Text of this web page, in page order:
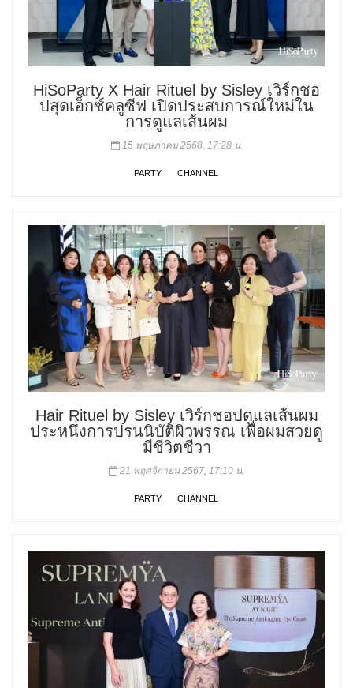
HiSoParty X Hair Rituel by Sisley เวิร์กชอ
ปสุดเอ็กซ์คลูซีฟ เปิดประสบการณ์ใหม่ใน
การดูแลเส้นผม
15 พฤษภาคม 2568, 17:28 น.
PARTY CHANNEL
Hair Rituel by Sisley เวิร์กชอปดูแลเส้นผม
ประหนึ่งการปรนนิบัติผิวพรรณ เพื่อผมสวยดู
มีชีวิตชีวา
21 พฤศจิกายน 2567, 17:10 น.
PARTY CHANNEL